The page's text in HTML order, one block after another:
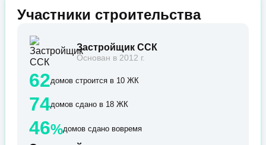
Участники строительства
Застройщик ССК
Основан в 2012 г.
62домов строится в 10 ЖК
74домов сдано в 18 ЖК
46%домов сдано вовремя